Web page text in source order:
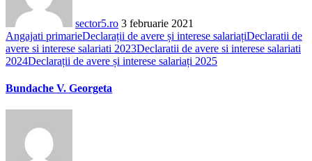
sector5.ro 3 februarie 2021
Angajati primarieDeclarații de avere și interese salariațiDeclaratii de
avere si interese salariati 2023Declaratii de avere si interese salariati
2024Declarații de avere și interese salariați 2025
Bundache V. Georgeta